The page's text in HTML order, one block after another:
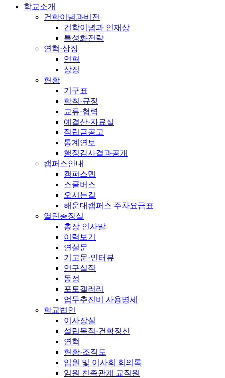
학교소개
건학이념과비전
건학이념과 인재상
특성화전략
연혁·상징
연혁
상징
현황
기구표
학칙·규정
교류·협력
예결산·자료실
적립금공고
통계연보
행정감사결과공개
캠퍼스안내
캠퍼스맵
스쿨버스
오시는길
해운대캠퍼스 주차요금표
열린총장실
총장 인사말
이력보기
연설문
기고문·인터뷰
연구실적
동정
포토갤러리
업무추진비 사용명세
학교법인
이사장실
설립목적·건학정신
연혁
현황·조직도
임원 및 이사회 회의록
임원 친족관계 교직원